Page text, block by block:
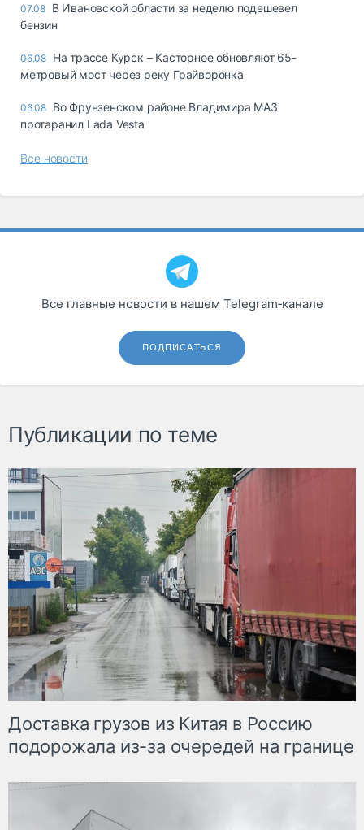
07.08 В Ивановской области за неделю подешевел
бензин
06.08 На трассе Курск – Касторное обновляют 65-
метровый мост через реку Грайворонка
06.08 Во Фрунзенском районе Владимира МАЗ
протаранил Lada Vesta
Все новости
Все главные новости в нашем Telegram‑канале
ПОДПИСАТЬСЯ
Публикации по теме
Доставка грузов из Китая в Россию
подорожала из-за очередей на границе